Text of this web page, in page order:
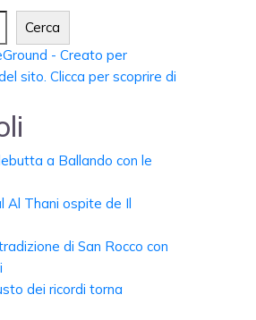
Cerca
a Ballando con le
Al Thani ospite de Il
di San Rocco con
dei ricordi torna